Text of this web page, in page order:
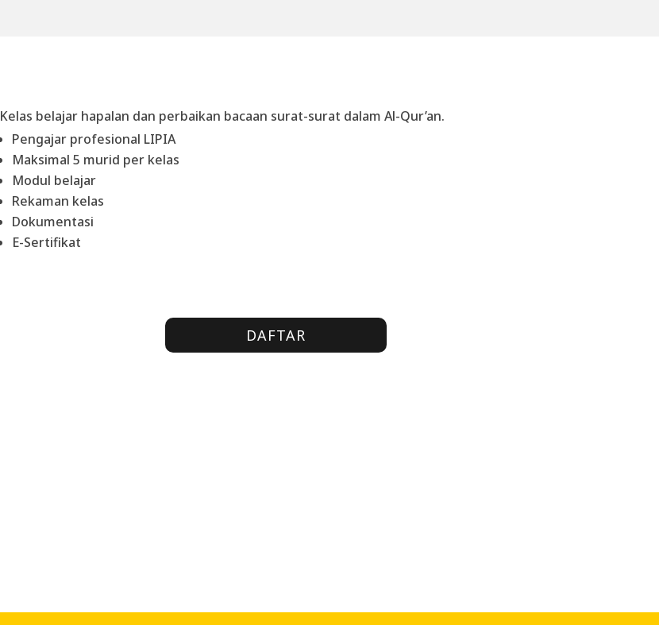
Kelas belajar hapalan dan perbaikan bacaan surat-surat dalam Al-Qur’an.
Pengajar profesional LIPIA
Maksimal 5 murid per kelas
Modul belajar
Rekaman kelas
Dokumentasi
E-Sertifikat
DAFTAR